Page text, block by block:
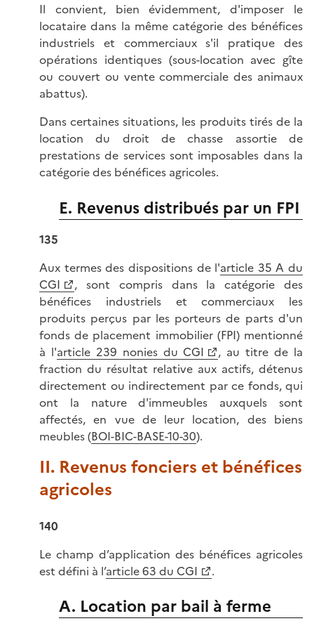
Il convient, bien évidemment, d'imposer le
locataire dans la même catégorie des bénéfices
industriels et commerciaux s'il pratique des
opérations identiques (sous-location avec gîte
ou couvert ou vente commerciale des animaux
abattus).
Dans certaines situations, les produits tirés de la
location du droit de chasse assortie de
prestations de services sont imposables dans la
catégorie des bénéfices agricoles.
E. Revenus distribués par un FPI
135
Aux termes des dispositions de l'article 35 A du
CGI
, sont compris dans la catégorie des
bénéfices industriels et commerciaux les
produits perçus par les porteurs de parts d'un
fonds de placement immobilier (FPI) mentionné
à l'article 239 nonies du CGI
, au titre de la
fraction du résultat relative aux actifs, détenus
directement ou indirectement par ce fonds, qui
ont la nature d'immeubles auxquels sont
affectés, en vue de leur location, des biens
meubles (BOI-BIC-BASE-10-30).
II. Revenus fonciers et bénéfices
agricoles
140
Le champ d’application des bénéfices agricoles
est défini à l’article 63 du CGI .
A. Location par bail à ferme